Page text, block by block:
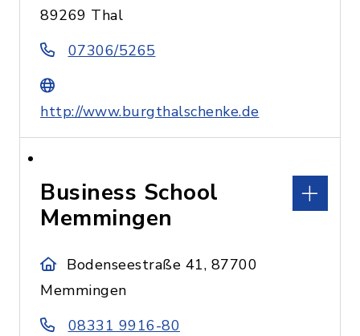
89269 Thal
07306/5265
http://www.burgthalschenke.de
Business School
Memmingen
Bodenseestraße 41, 87700
Memmingen
08331 9916-80